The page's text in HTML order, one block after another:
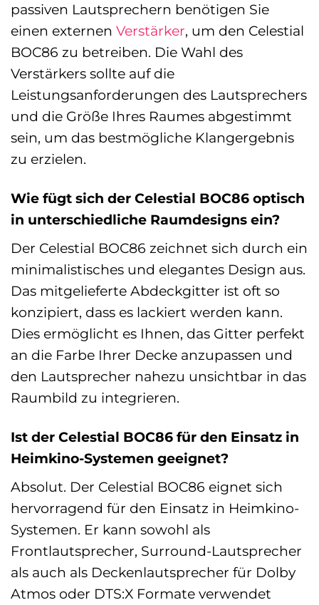
passiven Lautsprechern benötigen Sie
einen externen Verstärker, um den Celestial
BOC86 zu betreiben. Die Wahl des
Verstärkers sollte auf die
Leistungsanforderungen des Lautsprechers
und die Größe Ihres Raumes abgestimmt
sein, um das bestmögliche Klangergebnis
zu erzielen.
Wie fügt sich der Celestial BOC86 optisch
in unterschiedliche Raumdesigns ein?
Der Celestial BOC86 zeichnet sich durch ein
minimalistisches und elegantes Design aus.
Das mitgelieferte Abdeckgitter ist oft so
konzipiert, dass es lackiert werden kann.
Dies ermöglicht es Ihnen, das Gitter perfekt
an die Farbe Ihrer Decke anzupassen und
den Lautsprecher nahezu unsichtbar in das
Raumbild zu integrieren.
Ist der Celestial BOC86 für den Einsatz in
Heimkino-Systemen geeignet?
Absolut. Der Celestial BOC86 eignet sich
hervorragend für den Einsatz in Heimkino-
Systemen. Er kann sowohl als
Frontlautsprecher, Surround-Lautsprecher
als auch als Deckenlautsprecher für Dolby
Atmos oder DTS:X Formate verwendet